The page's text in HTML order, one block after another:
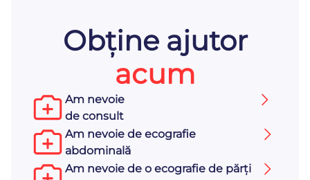
Obține ajutor
acum
Am nevoie
de consult
Am nevoie de ecografie
abdominală
Am nevoie de o ecografie de părți